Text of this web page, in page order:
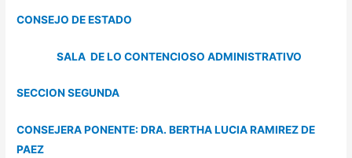
CONSEJO DE ESTADO
SALA DE LO CONTENCIOSO ADMINISTRATIVO
SECCION SEGUNDA
CONSEJERA PONENTE: DRA. BERTHA LUCIA RAMIREZ DE
PAEZ